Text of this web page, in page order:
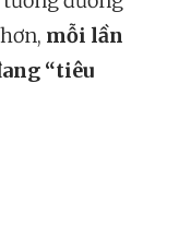
mỗi lần
“tiêu